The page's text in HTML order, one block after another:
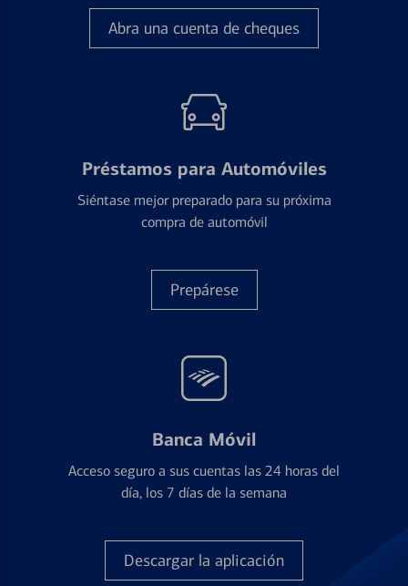
Abra una cuenta de cheques
Préstamos para Automóviles
Siéntase mejor preparado para su próxima
compra de automóvil
Prepárese
Banca Móvil
Acceso seguro a sus cuentas las 24 horas del
día, los 7 días de la semana
Descargar la aplicación